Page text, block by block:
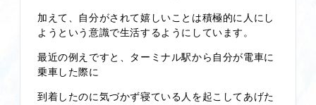
加えて、自分がされて嬉しいことは積極的に人にし
ようという意識で生活するようにしています。
最近の例えですと、ターミナル駅から自分が電車に
乗車した際に
到着したのに気づかず寝ている人を起こしてあげた